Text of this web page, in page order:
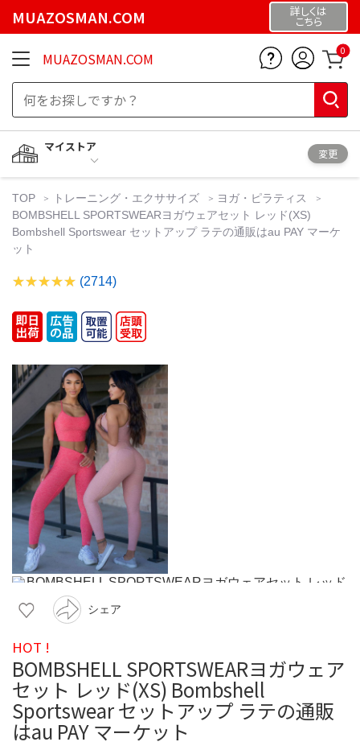
MUAZOSMAN.COM 詳しくは
こちら
MUAZOSMAN.COM 0
マイストア
変更
TOP トレーニング・エクササイズ
ヨガ・ピラティス
BOMBSHELL SPORTSWEARヨガウェアセット レッド(XS)
Bombshell Sportswear セットアップ ラテの通販はau PAY マーケ
ット
(2714)
シェア
HOT !
BOMBSHELL SPORTSWEARヨガウェア
セット レッド(XS) Bombshell
Sportswear セットアップ ラテの通販
はau PAY マーケット